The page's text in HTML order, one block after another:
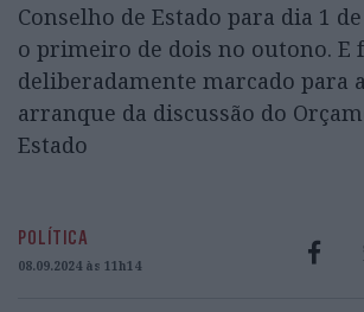
Conselho de Estado para dia 1
o primeiro de dois no outono. E
deliberadamente marcado para
arranque da discussão do
Estado
POLÍTICA
08.09.2024 às 11h14